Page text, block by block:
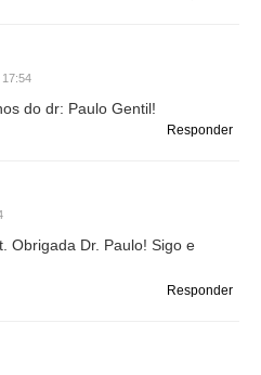
do dr: Paulo Gentil!
Responder
Obrigada Dr. Paulo! Sigo e
Responder